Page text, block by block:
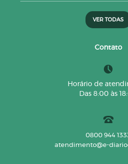
VER TODAS
Contato
Horário de
Das 8:00 às
0800 944
atendimento@e-